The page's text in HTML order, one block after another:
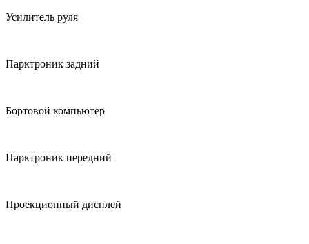
Усилитель руля
Парктроник задний
Бортовой компьютер
Парктроник передний
Проекционный дисплей